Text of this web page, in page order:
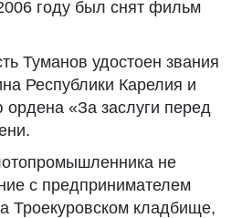
году был снят фильм
Туманов удостоен звания
Республики Карелия и
«За заслуги перед
не
с предпринимателем
Троекуровском кладбище,